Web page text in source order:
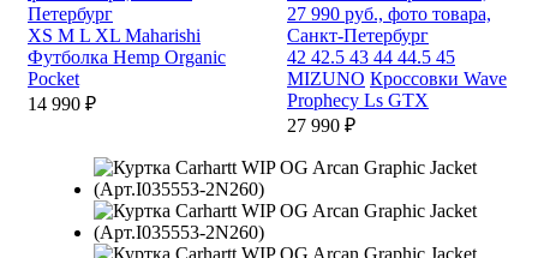
XS M L XL Maharishi
Футболка Hemp Organic
Pocket
14 990 ₽
42 42.5 43 44 44.5 45
MIZUNO Кроссовки Wave
Prophecy Ls GTX
27 990 ₽